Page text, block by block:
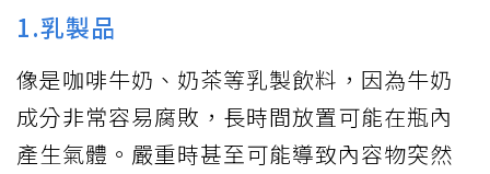
1.乳製品
像是咖啡牛奶、奶茶等乳製飲料，因為牛奶
成分非常容易腐敗，長時間放置可能在瓶內
產生氣體。嚴重時甚至可能導致內容物突然